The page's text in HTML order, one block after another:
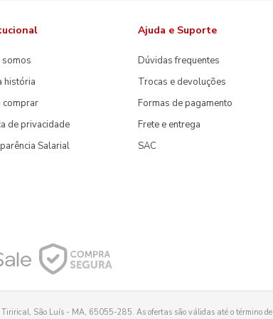
somos
história
comprar
de privacidade
Salarial
Ajuda e Suporte
Dúvidas frequentes
Trocas e devoluções
Formas de pagamento
Frete e entrega
SAC
São Luís - MA, 65055-285. As ofertas são válidas até o término de